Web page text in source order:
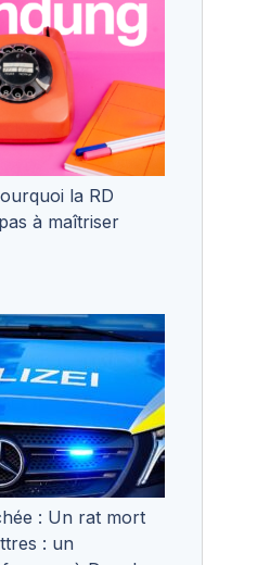
la RD
à maîtriser
: Un rat mort
: un